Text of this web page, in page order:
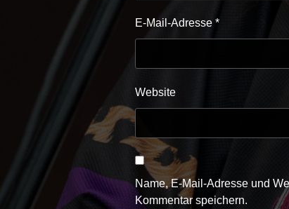
E-Mail-Adresse *
Website
Name, E-Mail-Adresse und
Kommentar speichern.